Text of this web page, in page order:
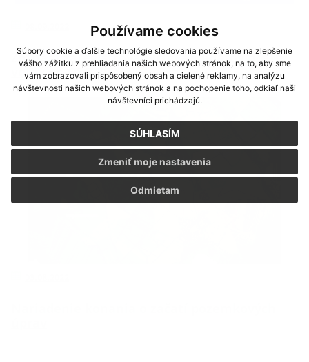
Používame cookies
Súbory cookie a ďalšie technológie sledovania používame na zlepšenie
vášho zážitku z prehliadania našich webových stránok, na to, aby sme
vám zobrazovali prispôsobený obsah a cielené reklamy, na analýzu
návštevnosti našich webových stránok a na pochopenie toho, odkiaľ naši
návštevníci prichádzajú.
SÚHLASÍM
Odmietam
Zmeniť moje nastavenia
Zoznam zaregistrovaných kandidátov pre
voľby do OSO 2022